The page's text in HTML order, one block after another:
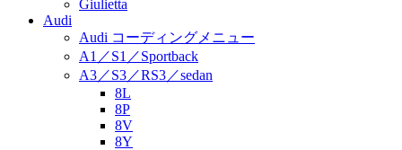
Giulietta
Audi
Audi コーディングメニュー
A1／S1／Sportback
A3／S3／RS3／sedan
8L
8P
8V
8Y